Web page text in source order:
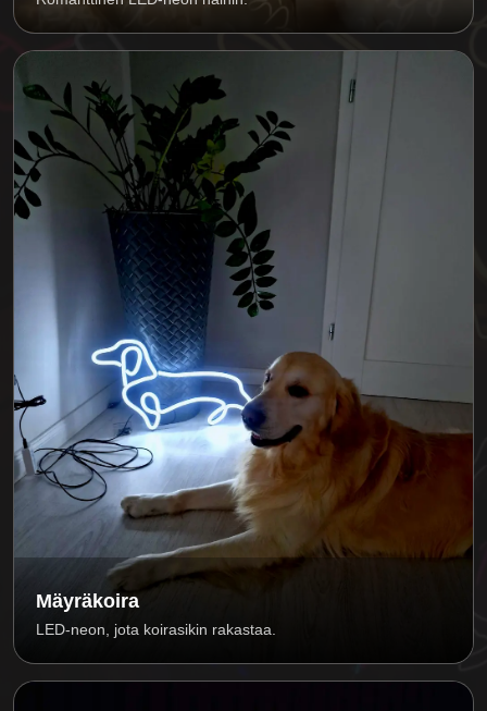
Mäyräkoira
LED-neon, jota koirasikin rakastaa.